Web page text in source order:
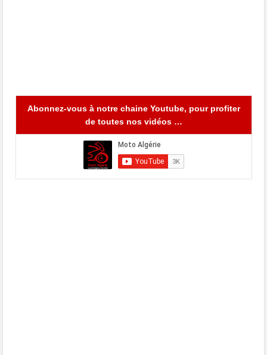
Abonnez-vous à notre chaine Youtube, pour profiter
de toutes nos vidéos …